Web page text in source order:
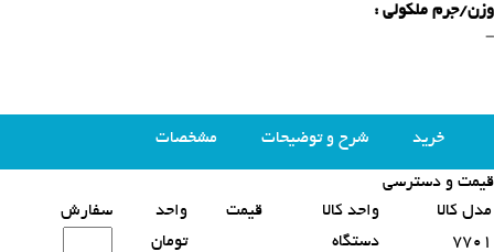
وزن/جرم ملکولی :
-
خرید شرح و توضیحات مشخصات
محصولات مشابه
قیمت و دسترسی
مدل کالا
واحد کالا قیمت واحد
سفارش
7701
دستگاه
تومان